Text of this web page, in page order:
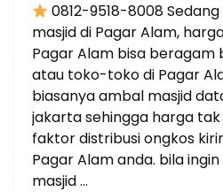
0812-9518-8008
masjid di Pagar Alam,
Pagar Alam bisa beragam
atau toko-toko di Pagar
biasanya ambal masjid
jakarta sehingga harga
faktor distribusi ongkos
Pagar Alam anda. bila
masjid …